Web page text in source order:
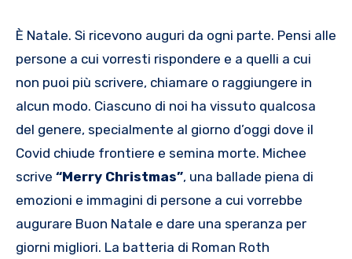
È Natale. Si ricevono auguri da ogni parte. Pensi alle
persone a cui vorresti rispondere e a quelli a cui
non puoi più scrivere, chiamare o raggiungere in
alcun modo. Ciascuno di noi ha vissuto qualcosa
del genere, specialmente al giorno d’oggi dove il
Covid chiude frontiere e semina morte. Michee
scrive “Merry Christmas”, una ballade piena di
emozioni e immagini di persone a cui vorrebbe
augurare Buon Natale e dare una speranza per
giorni migliori. La batteria di Roman Roth